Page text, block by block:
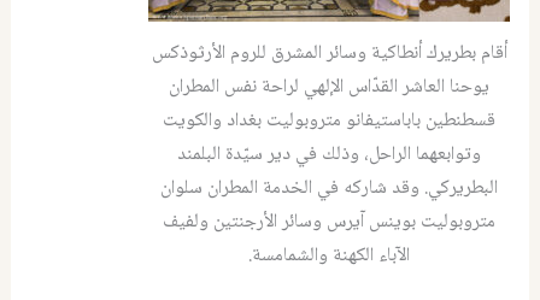
أقام بطريرك أنطاكية وسائر المشرق للروم الأرثوذكس
يوحنا العاشر القدّاس الإلهي لراحة نفس المطران
قسطنطين باباستيفانو متروبوليت بغداد والكويت
وتوابعهما الراحل، وذلك في دير سيّدة البلمند
البطريركي. وقد شاركه في الخدمة المطران سلوان
متروبوليت بوينس آيرس وسائر الأرجنتين ولفيف
الآباء الكهنة والشمامسة.